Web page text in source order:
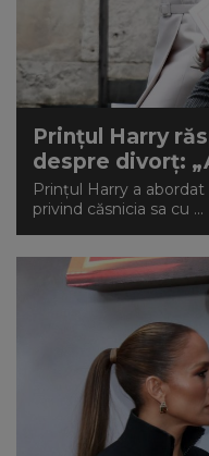
Prințul Harry
despre divorț:
Prințul Harry a
privind căsnicia sa cu ...